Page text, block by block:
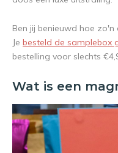
Ben jij benieuwd hoe
Je besteld de samplebox
bestelling voor slechts
Wat is een